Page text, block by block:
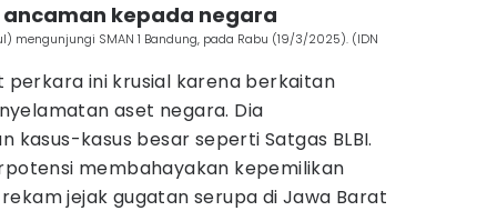
kepada negara
mengunjungi SMAN 1 Bandung, pada Rabu (19/3/2025). (IDN
perkara ini krusial karena berkaitan
aset negara. Dia
kasus-kasus besar seperti Satgas BLBI.
membahayakan kepemilikan
jejak gugatan serupa di Jawa Barat